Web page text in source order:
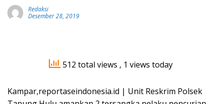
Redaksi
Desember 28, 2019
512 total views , 1 views today
Kampar,reportaseindonesia.id | Unit Reskrim Polsek